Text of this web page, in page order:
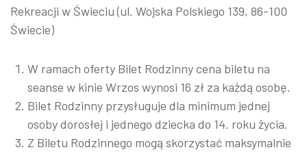
Rekreacji w Świeciu (ul. Wojska Polskiego 139, 86-100
Świecie)
W ramach oferty Bilet Rodzinny cena biletu na
seanse w kinie Wrzos wynosi 16 zł za każdą osobę.
Bilet Rodzinny przysługuje dla minimum jednej
osoby dorosłej i jednego dziecka do 14. roku życia.
Z Biletu Rodzinnego mogą skorzystać maksymalnie